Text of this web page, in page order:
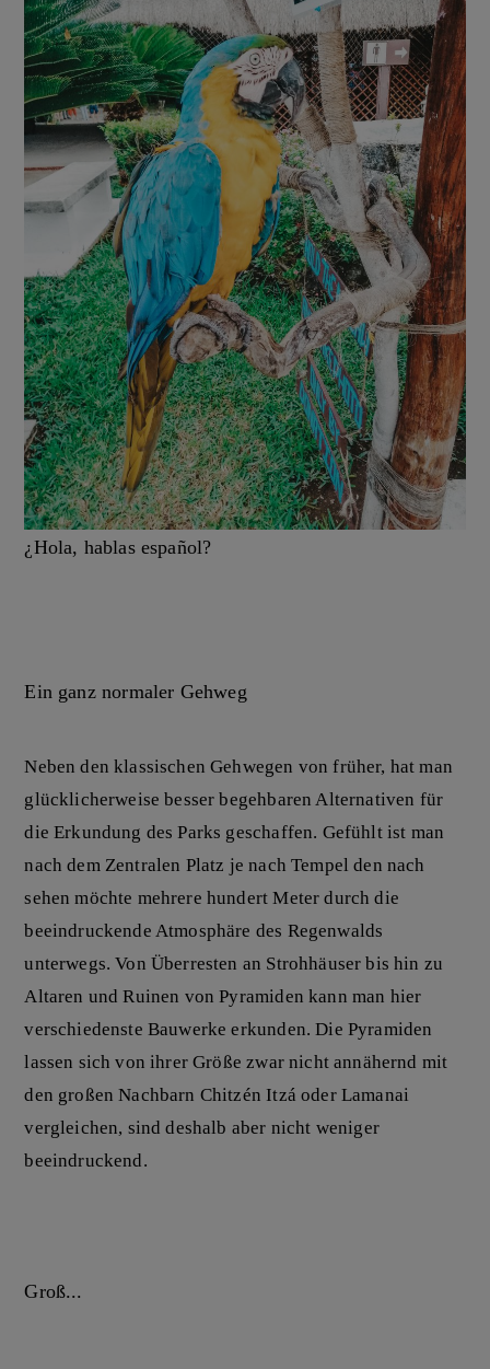
¿Hola, hablas español?
Ein ganz normaler Gehweg
Neben den klassischen Gehwegen von früher, hat man
glücklicherweise besser begehbaren Alternativen für
die Erkundung des Parks geschaffen. Gefühlt ist man
nach dem Zentralen Platz je nach Tempel den nach
sehen möchte mehrere hundert Meter durch die
beeindruckende Atmosphäre des Regenwalds
unterwegs. Von Überresten an Strohhäuser bis hin zu
Altaren und Ruinen von Pyramiden kann man hier
verschiedenste Bauwerke erkunden. Die Pyramiden
lassen sich von ihrer Größe zwar nicht annähernd mit
den großen Nachbarn Chitzén Itzá oder Lamanai
vergleichen, sind deshalb aber nicht weniger
beeindruckend.
Groß...